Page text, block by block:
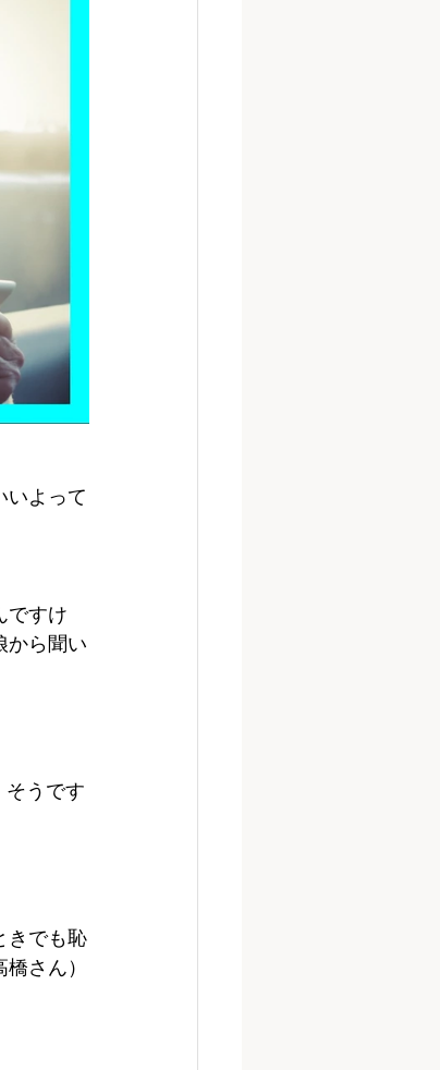
いよって
ですけ
から聞い
そうです
きでも恥
さん）